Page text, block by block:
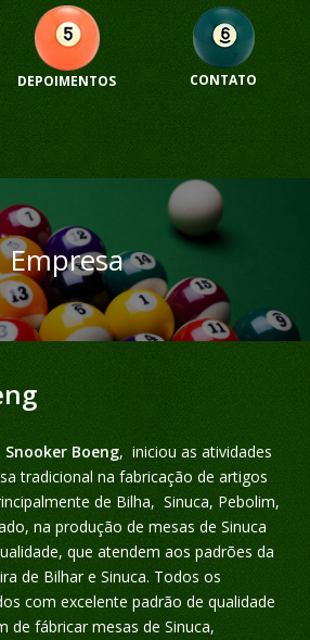
DEPOIMENTOS CONTATO
Empresa
Boeng, iniciou as atividades
tradicional na fabricação de artigos
de Bilha, Sinuca, Pebolim,
na produção de mesas de Sinuca
que atendem aos padrões da
de Bilhar e Sinuca. Todos os
com excelente padrão de qualidade
de fábricar mesas de Sinuca,